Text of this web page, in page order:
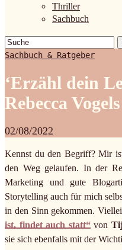
Thriller
Sachbuch
Sachbuch & Ratgeber
‘Erzähl dein
Rebecca Vogels
02/08/2022
Kennst du den Begriff? Mir
den Weg gelaufen. In der
Marketing und gute
Storytelling auch für mich
in den Sinn gekommen.
ist, findet auch statt“von
sie sich ebenfalls mit der